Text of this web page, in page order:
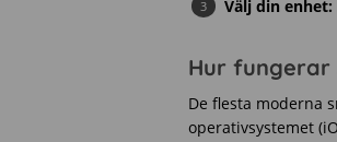
Välj din enhet:
Hur fungerar
De flesta moderna
operativsystemet